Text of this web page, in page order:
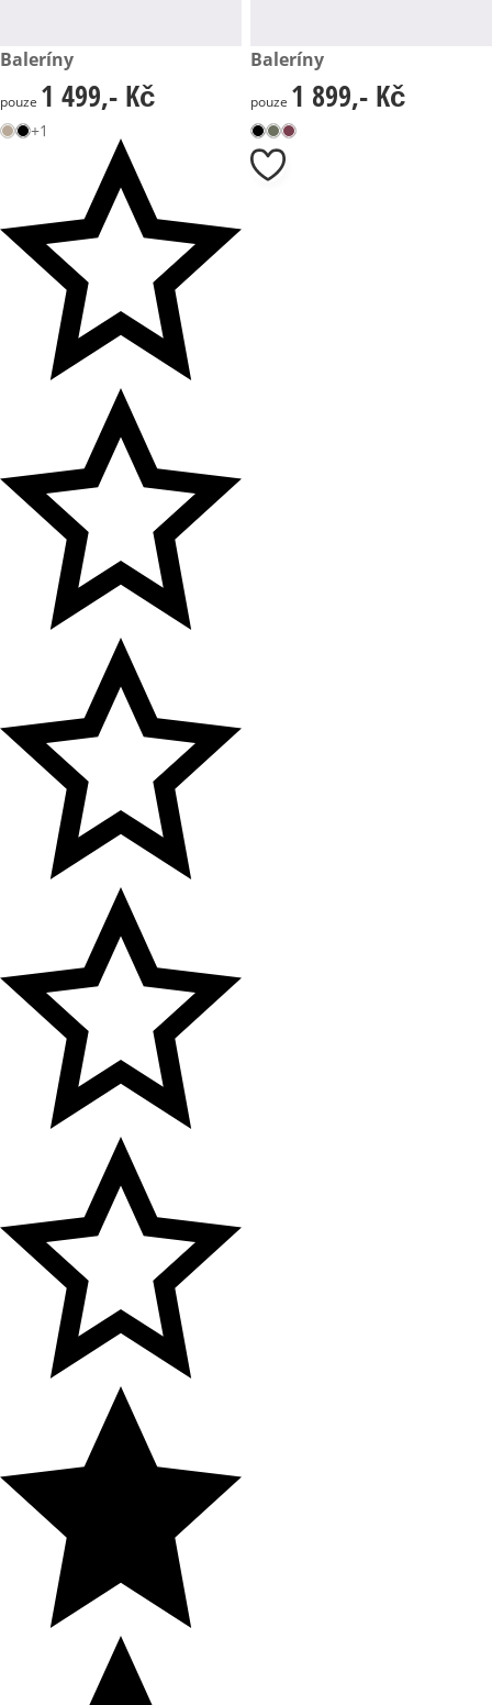
1 499,- Kč
Baleríny
1 499,- Kč
pouze 1 499,- Kč
+1
1 899,- Kč
Baleríny
1 899,- Kč
pouze 1 899,- Kč